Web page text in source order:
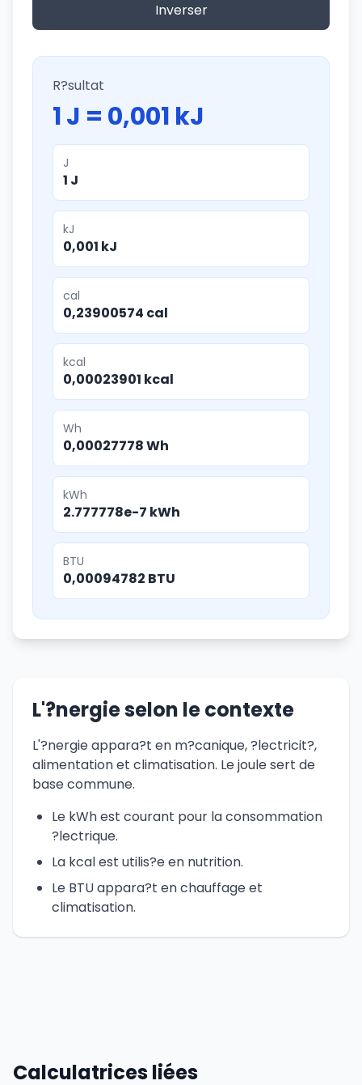
Inverser
R?sultat
1 J = 0,001 kJ
J
1 J
kJ
0,001 kJ
cal
0,23900574 cal
kcal
0,00023901 kcal
Wh
0,00027778 Wh
kWh
2.777778e-7 kWh
BTU
0,00094782 BTU
L'?nergie selon le contexte
L'?nergie appara?t en m?canique, ?lectricit?,
alimentation et climatisation. Le joule sert de
base commune.
Le kWh est courant pour la consommation
?lectrique.
La kcal est utilis?e en nutrition.
Le BTU appara?t en chauffage et
climatisation.
Calculatrices liées